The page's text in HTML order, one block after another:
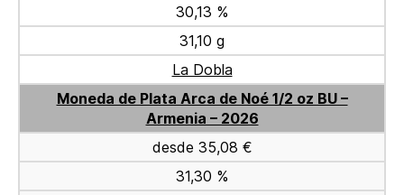
30,13 %
31,10 g
La Dobla
Moneda de Plata Arca de Noé 1/2 oz BU –
Armenia – 2026
desde 35,08 €
31,30 %